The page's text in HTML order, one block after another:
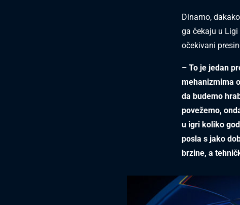
Dinamo,
ga čekaju u
očekivani
– To je jedan
mehanizmima
da budemo
povežemo,
u igri koliko
posla s jako
brzine, a